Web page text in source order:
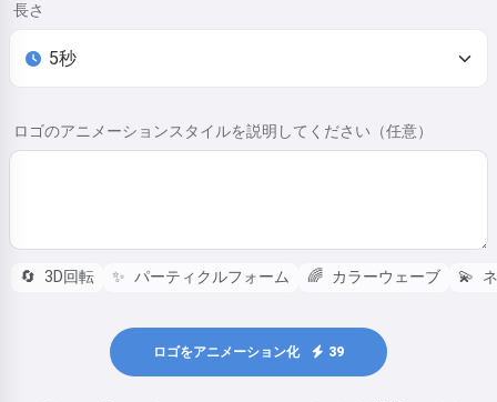
長さ
ロゴのアニメーションスタイルを説明してください（任意）
🔄 3D回転 ✨ パーティクルフォーム 🌈 カラーウェーブ 💫
ロゴをアニメーション化 39